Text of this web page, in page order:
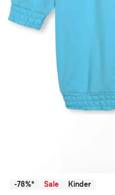
-78%* Sale Kinder